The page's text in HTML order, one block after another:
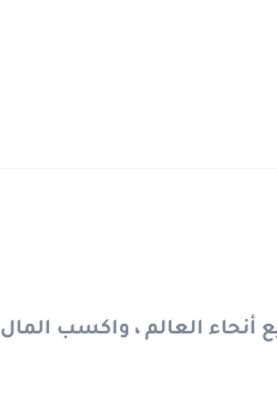
أنحاء العالم ، واكسب المال